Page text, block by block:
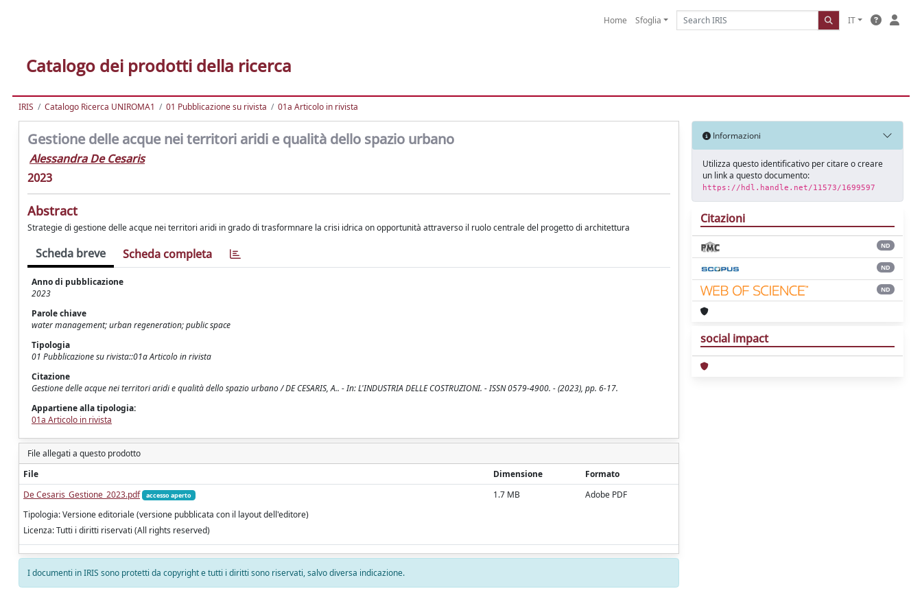
Home Sfoglia IT
Catalogo dei prodotti della ricerca
IRIS Catalogo Ricerca UNIROMA1 01 Pubblicazione su rivista 01a Articolo in rivista
Gestione delle acque nei territori aridi e qualità dello spazio urbano
Alessandra De Cesaris
2023
Abstract
Strategie di gestione delle acque nei territori aridi in grado di trasformnare la crisi idrica on opportunità attraverso il ruolo centrale del progetto di architettura
Scheda breve Scheda completa
Anno di pubblicazione
2023
Parole chiave
water management; urban regeneration; public space
Tipologia
01 Pubblicazione su rivista::01a Articolo in rivista
Citazione
Gestione delle acque nei territori aridi e qualità dello spazio urbano / DE CESARIS, A.. - In: L'INDUSTRIA DELLE COSTRUZIONI. - ISSN 0579-4900. - (2023), pp. 6-17.
Appartiene alla tipologia:
01a Articolo in rivista
File allegati a questo prodotto
File
Dimensione
Formato
De Cesaris_Gestione_2023.pdf
accesso aperto
Tipologia: Versione editoriale (versione pubblicata con il layout dell'editore)
Licenza: Tutti i diritti riservati (All rights reserved)
1.7 MB Adobe PDF
I documenti in IRIS sono protetti da copyright e tutti i diritti sono riservati, salvo diversa indicazione.
Informazioni
Utilizza questo identificativo per citare o creare
un link a questo documento:
https://hdl.handle.net/11573/1699597
Citazioni
ND
ND
ND
social impact